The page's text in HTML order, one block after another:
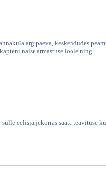
argipäeva, keskendudes
naise armastuse loole ning
sulle eelisjärjekorras saata teavituse